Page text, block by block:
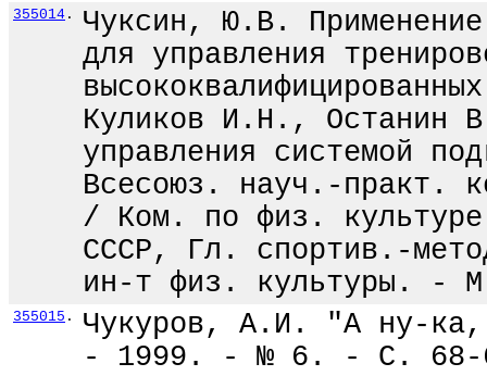
355014 .
Чуксин, Ю.В. Применение
для управления
Куликов И.Н., Останин
управления системой
Всесоюз. науч.-практ.
/ Ком. по физ. культуре
СССР, Гл. спортив.-
ин-т физ. культуры.
355015 .
Чукуров, А.И. "А ну-
- 1999. - № 6. - С. 68-